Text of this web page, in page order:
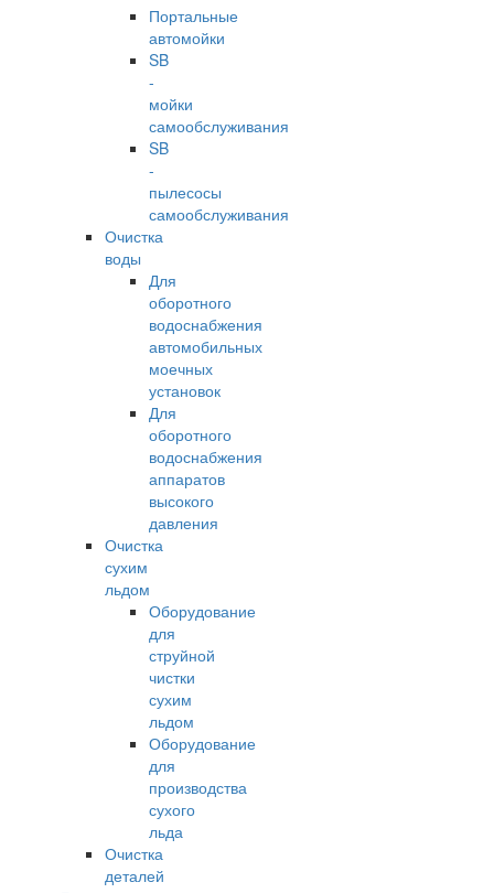
Портальные
автомойки
SB
-
мойки
самообслуживания
SB
-
пылесосы
самообслуживания
Очистка
воды
Для
оборотного
водоснабжения
автомобильных
моечных
установок
Для
оборотного
водоснабжения
аппаратов
высокого
давления
Очистка
сухим
льдом
Оборудование
для
струйной
чистки
сухим
льдом
Оборудование
для
производства
сухого
льда
Очистка
деталей